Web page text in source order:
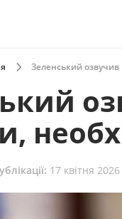
Зеленський озвучив
17 квітня